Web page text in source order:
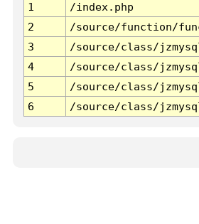
1
/index.php
2
/source/function/
3
/source/class/
4
/source/class/
5
/source/class/
6
/source/class/